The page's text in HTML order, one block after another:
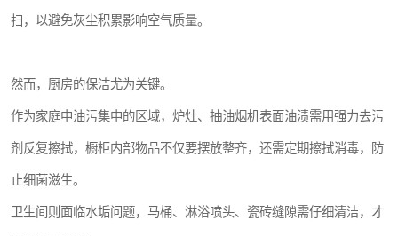
扫，以避免灰尘积累影响空气质量。
然而，厨房的保洁尤为关键。
作为家庭中油污集中的区域，炉灶、抽油烟机表面油渍需用强力去污
剂反复擦拭，橱柜内部物品不仅要摆放整齐，还需定期擦拭消毒，防
止细菌滋生。
卫生间则面临水垢问题，马桶、淋浴喷头、瓷砖缝隙需仔细清洁，才